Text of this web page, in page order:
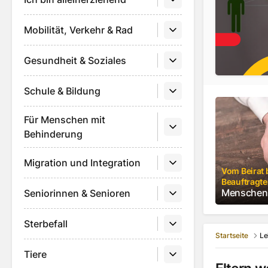
Mobilität, Verkehr & Rad
Gesundheit & Soziales
Schule & Bildung
Für Menschen mit
Behinderung
Migration und Integration
Seniorinnen & Senioren
Sterbefall
Tiere
Vom Beirat
Startseite